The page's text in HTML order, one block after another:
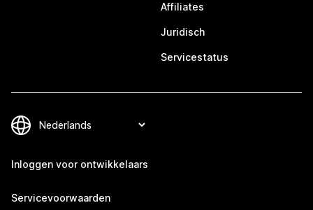
Affiliates
Juridisch
Servicestatus
Inloggen voor ontwikkelaars
Servicevoorwaarden